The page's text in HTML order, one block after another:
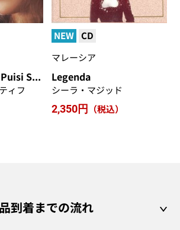
Gubahan Rindu Puisi Syahdu
ィフ
NEW CD
マレーシア
Legenda
シーラ・マジッド
2,350円
（税込）
到着までの流れ